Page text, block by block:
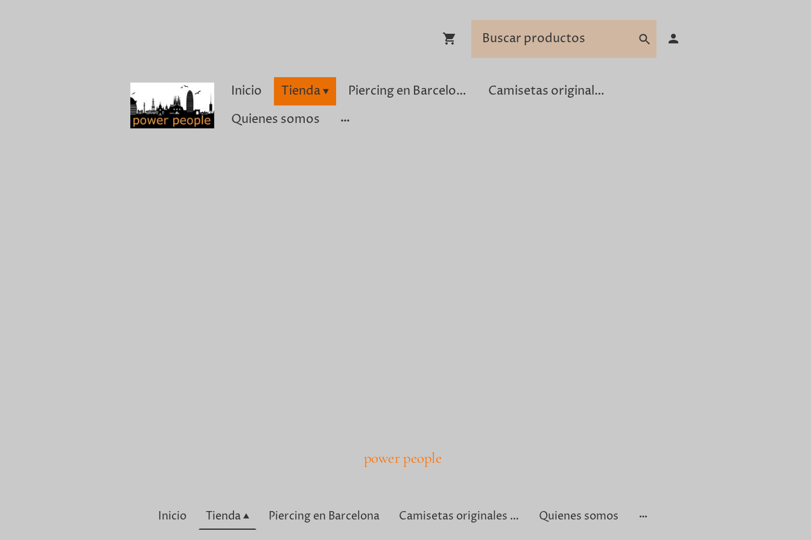
Inicio Tienda Piercing en Barcelona
Camisetas originales para hombre en Barcelona
Quienes somos
power people
Inicio Tienda Piercing en Barcelona Camisetas originales para hombre en Barcelona Quienes somos